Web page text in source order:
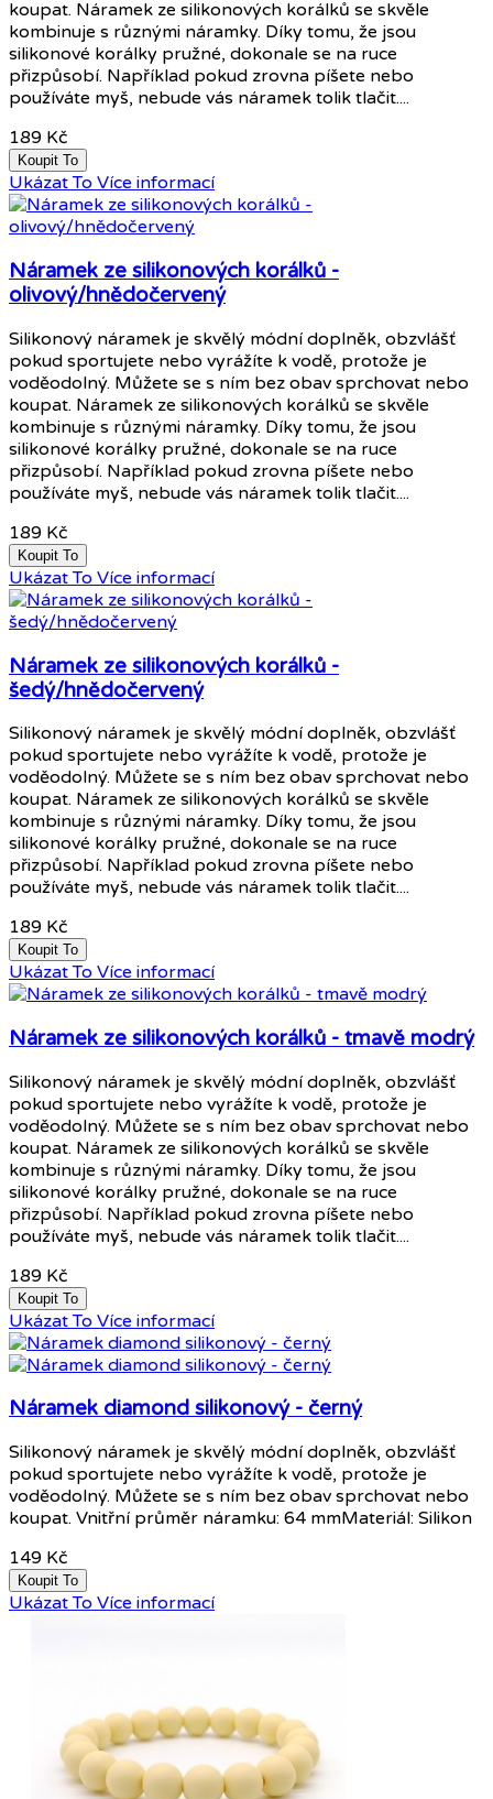
koupat. Náramek ze silikonových korálků se skvěle
kombinuje s různými náramky. Díky tomu, že jsou
silikonové korálky pružné, dokonale se na ruce
přizpůsobí. Například pokud zrovna píšete nebo
používáte myš, nebude vás náramek tolik tlačit....
189 Kč
Koupit To
Ukázat To Více informací
Náramek ze silikonových korálků -
olivový/hnědočervený
Silikonový náramek je skvělý módní doplněk, obzvlášť
pokud sportujete nebo vyrážíte k vodě, protože je
voděodolný. Můžete se s ním bez obav sprchovat nebo
koupat. Náramek ze silikonových korálků se skvěle
kombinuje s různými náramky. Díky tomu, že jsou
silikonové korálky pružné, dokonale se na ruce
přizpůsobí. Například pokud zrovna píšete nebo
používáte myš, nebude vás náramek tolik tlačit....
189 Kč
Koupit To
Ukázat To Více informací
Náramek ze silikonových korálků -
šedý/hnědočervený
Silikonový náramek je skvělý módní doplněk, obzvlášť
pokud sportujete nebo vyrážíte k vodě, protože je
voděodolný. Můžete se s ním bez obav sprchovat nebo
koupat. Náramek ze silikonových korálků se skvěle
kombinuje s různými náramky. Díky tomu, že jsou
silikonové korálky pružné, dokonale se na ruce
přizpůsobí. Například pokud zrovna píšete nebo
používáte myš, nebude vás náramek tolik tlačit....
189 Kč
Koupit To
Ukázat To Více informací
Náramek ze silikonových korálků - tmavě modrý
Silikonový náramek je skvělý módní doplněk, obzvlášť
pokud sportujete nebo vyrážíte k vodě, protože je
voděodolný. Můžete se s ním bez obav sprchovat nebo
koupat. Náramek ze silikonových korálků se skvěle
kombinuje s různými náramky. Díky tomu, že jsou
silikonové korálky pružné, dokonale se na ruce
přizpůsobí. Například pokud zrovna píšete nebo
používáte myš, nebude vás náramek tolik tlačit....
189 Kč
Koupit To
Ukázat To Více informací
Náramek diamond silikonový - černý
Silikonový náramek je skvělý módní doplněk, obzvlášť
pokud sportujete nebo vyrážíte k vodě, protože je
voděodolný. Můžete se s ním bez obav sprchovat nebo
koupat. Vnitřní průměr náramku: 64 mmMateriál: Silikon
149 Kč
Koupit To
Ukázat To Více informací